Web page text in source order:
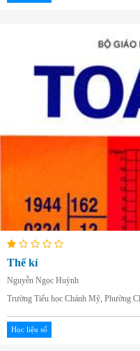
Thế kỉ
Nguyễn Ngọc Huỳnh
Trường Tiểu học Chánh Mỹ, Phường
Học liệu số